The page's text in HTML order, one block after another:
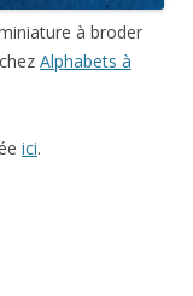
à broder
Alphabets à
ici.